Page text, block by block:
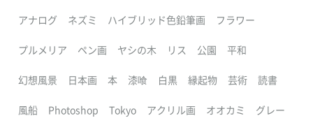
アナログ ネズミ ハイブリッド色鉛筆画 フラワー
プルメリア ペン画 ヤシの木 リス 公園 平和
幻想風景 日本画 本 漆喰 白黒 縁起物 芸術 読書
風船 Photoshop Tokyo アクリル画 オオカミ グレー